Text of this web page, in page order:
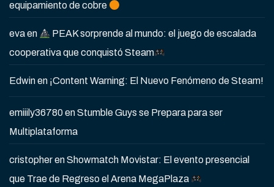
equipamiento de cobre
evaen
PEAK sorprende al mundo: el juego de escalada
cooperativa que conquistó Steam
Edwinen ¡Content Warning: El Nuevo Fenómeno de Steam!
emiiily36780enStumble Guys se Prepara para ser
Multiplataforma
cristopherenShowmatch Movistar: El evento presencial
que Trae de Regreso el Arena MegaPlaza